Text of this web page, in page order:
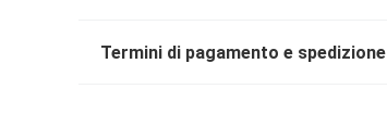
Termini di pagamento e spedizione